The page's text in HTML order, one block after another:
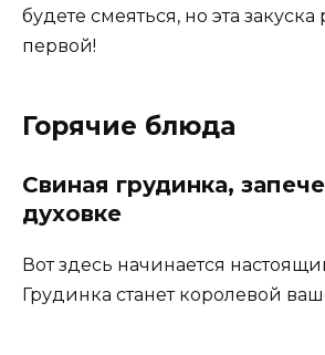
будете смеяться, но эта закуска
первой!
Горячие блюда
Свиная грудинка,
духовке
Вот здесь начинается
Грудинка станет королевой